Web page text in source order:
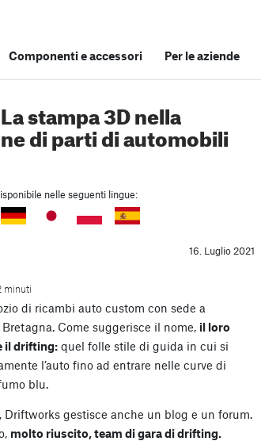
Componenti e accessori Per le aziende
stampa 3D nella
di parti di automobili
nelle seguenti lingue:
16. Luglio 2021
minuti
di ricambi auto custom con sede a
Come suggerisce il nome, il loro
il drifting: quel folle stile di guida in cui si
l’auto fino ad entrare nelle curve di
blu.
Driftworks gestisce anche un blog e un forum.
molto riuscito, team di gara di drifting.